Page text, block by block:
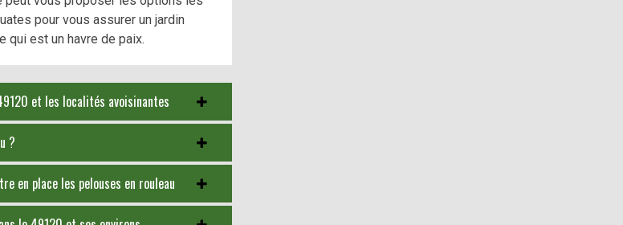
pour vous assurer un jardin
qui est un havre de paix.
et les localités avoisinantes
?
en place les pelouses en rouleau